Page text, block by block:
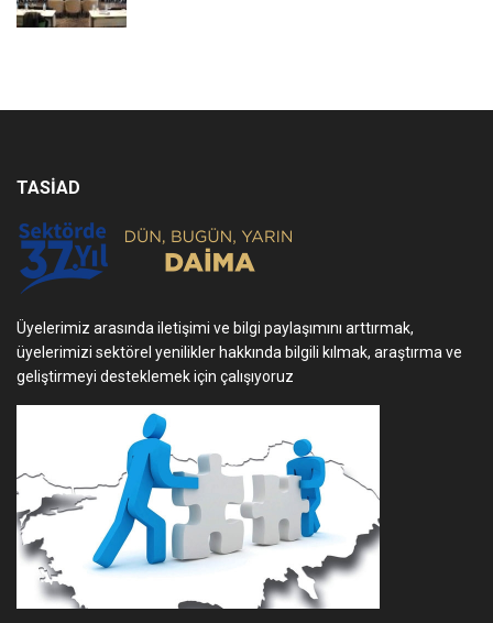
TASİAD
Üyelerimiz arasında iletişimi ve bilgi paylaşımını arttırmak,
üyelerimizi sektörel yenilikler hakkında bilgili kılmak, araştırma ve
geliştirmeyi desteklemek için çalışıyoruz